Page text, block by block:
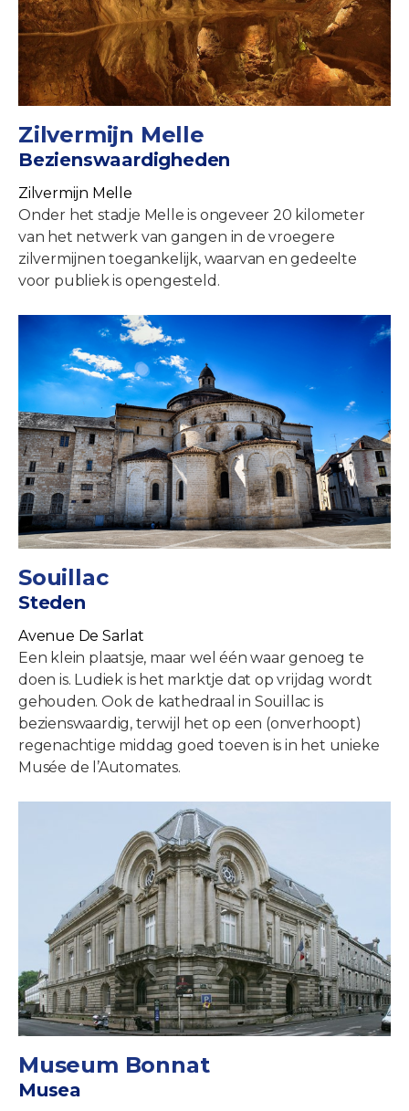
Zilvermijn Melle
Bezienswaardigheden
Zilvermijn Melle
Onder het stadje Melle is ongeveer 20 kilometer
van het netwerk van gangen in de vroegere
zilvermijnen toegankelijk, waarvan en gedeelte
voor publiek is opengesteld.
Souillac
Steden
Avenue De Sarlat
Een klein plaatsje, maar wel één waar genoeg te
doen is. Ludiek is het marktje dat op vrijdag wordt
gehouden. Ook de kathedraal in Souillac is
bezienswaardig, terwijl het op een (onverhoopt)
regenachtige middag goed toeven is in het unieke
Musée de l’Automates.
Museum Bonnat
Musea